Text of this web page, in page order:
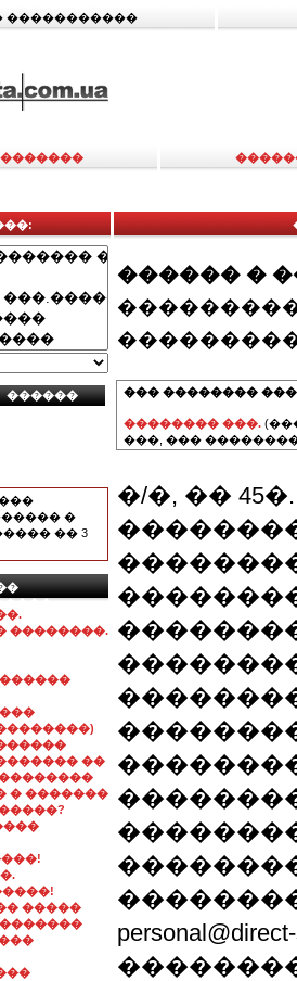
�����������
�
�� 3
��������.
��
��������
� �������
�����
������ �
��� ��������
�������� ���.
���, ���
�/�, ��